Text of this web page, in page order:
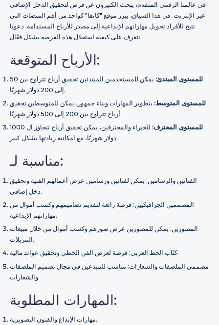
في عالمنا الرقمي المتقدم، يبحث الكثيرون عن فرص لتحقيق الدخل الإضافي
عبر الإنترنت. في هذا السياق، يبرز موقع "كانفا" كواحد من أهم المنصات التي
تتيح للأفراد تحويل مهاراتهم الإبداعية إلى مصدر للأرباح المستدامة. دعونا
نتعرف على كيفية استغلال هذه الفرصة بشكل فعّال.
الأرباح المتوقعة:
للمستوى المبتدئ:
يمكن للمستخدمين المبتدئين تحقيق أرباح تتراوح بين 50
إلى 200 دولار شهريًا.
للمستوى المتوسط: بتطوير المهارات وبناء جمهور، يمكن للمتوسطين تحقيق
أرباح تتراوح بين 200 إلى 500 دولار شهريًا.
للمستوى المحترف:
للخبراء والمحترفين، يمكن تحقيق أرباح تتجاوز ال 1000
دولار شهريًا، مع امكانية زيادتها بشكل كبير.
مناسبة لـ:
الفنانين والرسامين: يمكن لفنانين ورسامين عرض أعمالهم الفنية وتحقيق
دخل إضافي.
المصممين الجرافيكيين: فرصة رائعة لتقديم تصاميمهم وكسب أموال من
مهاراتهم الإبداعية.
المصورين: يمكن للمصورين عرض صورهم وكسب أموال من خلال مبيعات
التنزيلات.
كتّاب الخط العربي: فرصة لعرض الفن الخطي وتحقيق عوائد مالية.
مصممي الملصقات والشعارات: مناسب للمبدعين في مجال تصميم الملصقات
والشعارات.
المهارات المطلوبة:
مهارات الإبداع والفنون التصويرية.